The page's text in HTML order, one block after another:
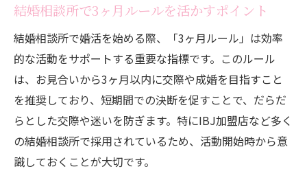
結婚相談所で3ヶ月ルールを活かすポイント
結婚相談所で婚活を始める際、「3ヶ月ルール」は効率
的な活動をサポートする重要な指標です。このルール
は、お見合いから3ヶ月以内に交際や成婚を目指すこと
を推奨しており、短期間での決断を促すことで、だらだ
らとした交際や迷いを防ぎます。特にIBJ加盟店など多く
の結婚相談所で採用されているため、活動開始時から意
識しておくことが大切です。